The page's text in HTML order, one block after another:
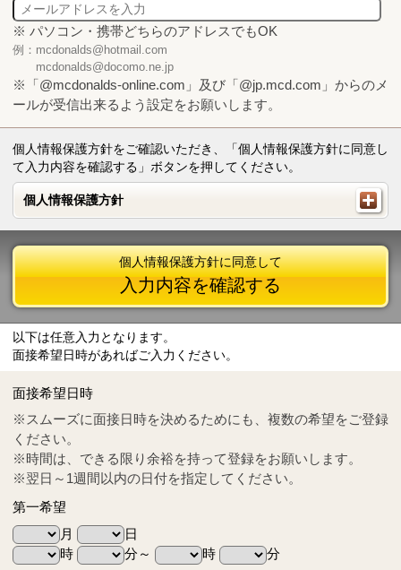
※ パソコン・携帯どちらのアドレスでもOK
例：mcdonalds@hotmail.com
mcdonalds@docomo.ne.jp
※「@mcdonalds-online.com」及び「@jp.mcd.com」からのメ
ールが受信出来るよう設定をお願いします。
個人情報保護方針をご確認いただき、「個人情報保護方針に同意し
て入力内容を確認する」ボタンを押してください。
個人情報保護方針
個人情報保護方針
Tel
0570-55-0314
個人情報保護方針に同意して
入力内容を確認する
以下は任意入力となります。
面接希望日時があればご入力ください。
面接希望日時
※スムーズに面接日時を決めるためにも、複数の希望をご登録
ください。
※時間は、できる限り余裕を持って登録をお願いします。
※翌日～1週間以内の日付を指定してください。
第一希望
月
日
時
分～ 時
分